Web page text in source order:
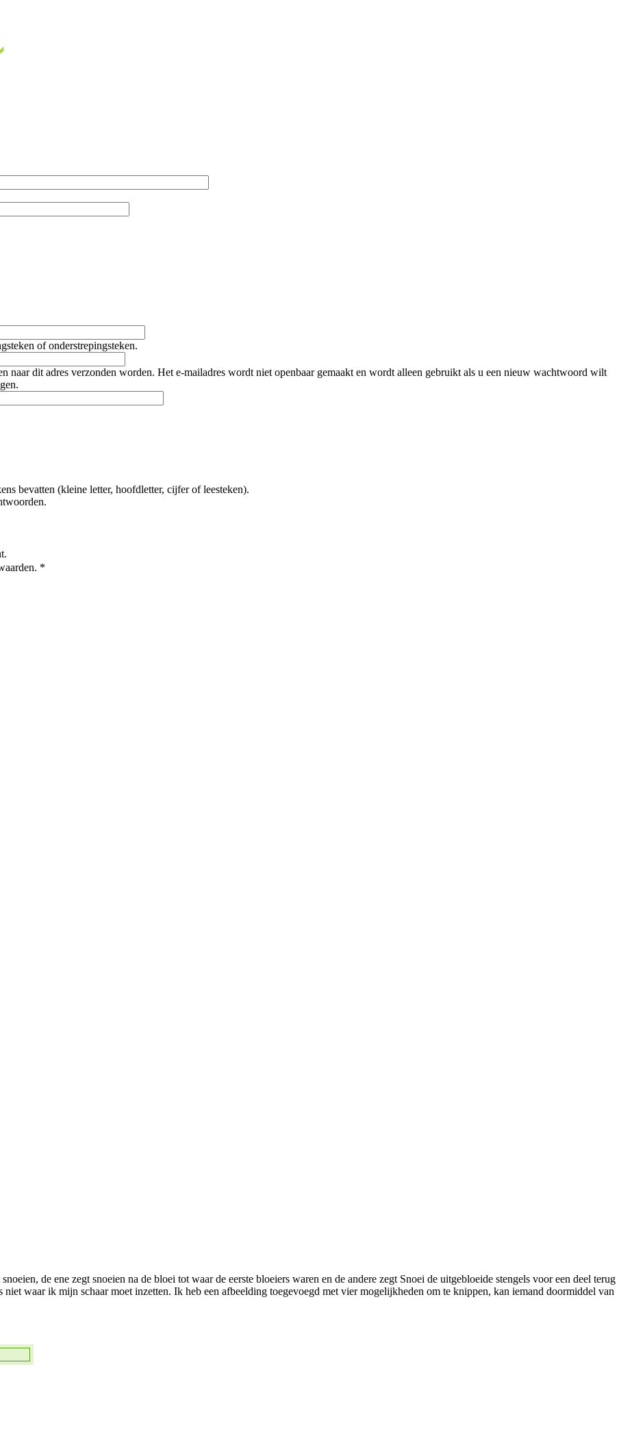
of onderstrepingsteken.
naar dit adres verzonden worden. Het e-mailadres wordt niet openbaar gemaakt en wordt alleen gebruikt als u een nieuw wachtwoord wilt
bevatten (kleine letter, hoofdletter, cijfer of leesteken).
*
de ene zegt snoeien na de bloei tot waar de eerste bloeiers waren en de andere zegt Snoei de uitgebloeide stengels voor een deel terug
waar ik mijn schaar moet inzetten. Ik heb een afbeelding toegevoegd met vier mogelijkheden om te knippen, kan iemand doormiddel van